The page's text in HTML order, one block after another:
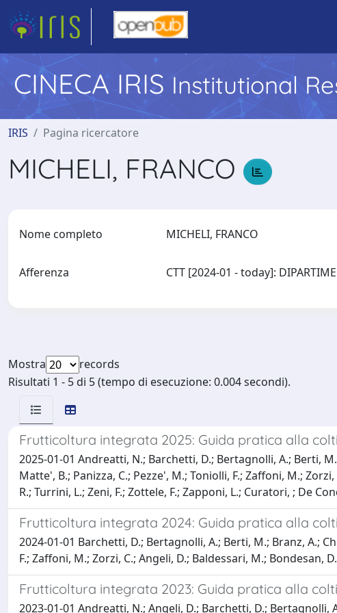
CINECA IRIS Institutional
IRIS Pagina ricercatore
MICHELI, FRANCO
Nome completo MICHELI, FRANCO
Afferenza CTT [2024-01 - today]:
Mostra
records
Risultati 1 - 5 di 5 (tempo di esecuzione: 0.004 secondi).
Frutticoltura integrata 2025: Guida pratica alla
2025-01-01 Andreatti, N.; Barchetti, D.; Bertagnolli, A.; Berti,
Matte', B.; Panizza, C.; Pezze', M.; Toniolli, F.; Zaffoni, M.;
R.; Turrini, L.; Zeni, F.; Zottele, F.; Zapponi, L.; Curatori, ; De
Frutticoltura integrata 2024: Guida pratica alla
2024-01-01 Barchetti, D.; Bertagnolli, A.; Berti, M.; Branz, A.;
F.; Zaffoni, M.; Zorzi, C.; Angeli, D.; Baldessari, M.; Bondesan,
Frutticoltura integrata 2023: Guida pratica alla
2023-01-01 Andreatti, N.; Angeli, D.; Barchetti, D.; Bertagnolli,